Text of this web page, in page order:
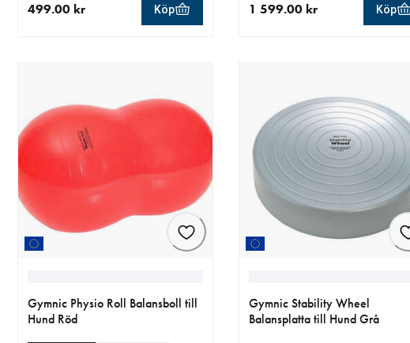
499.00 kr Köp 1 599.00 kr Köp
Gymnic Physio Roll Balansboll till
Hund Röd
Gymnic Stability Wheel
Balansplatta till Hund Grå